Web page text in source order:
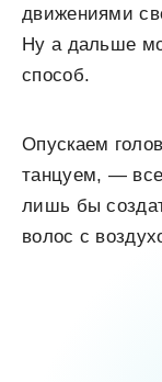
движениями
Ну а дальше
способ.
Опускаем
танцуем, —
лишь бы
волос с